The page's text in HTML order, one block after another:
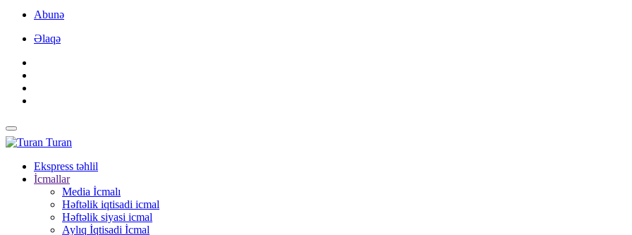
Abunə
Əlaqə
Turan
Ekspress təhlil
İcmallar
Media İcmalı
Həftəlik iqtisadi icmal
Həftəlik siyasi icmal
Aylıq İqtisadi İcmal